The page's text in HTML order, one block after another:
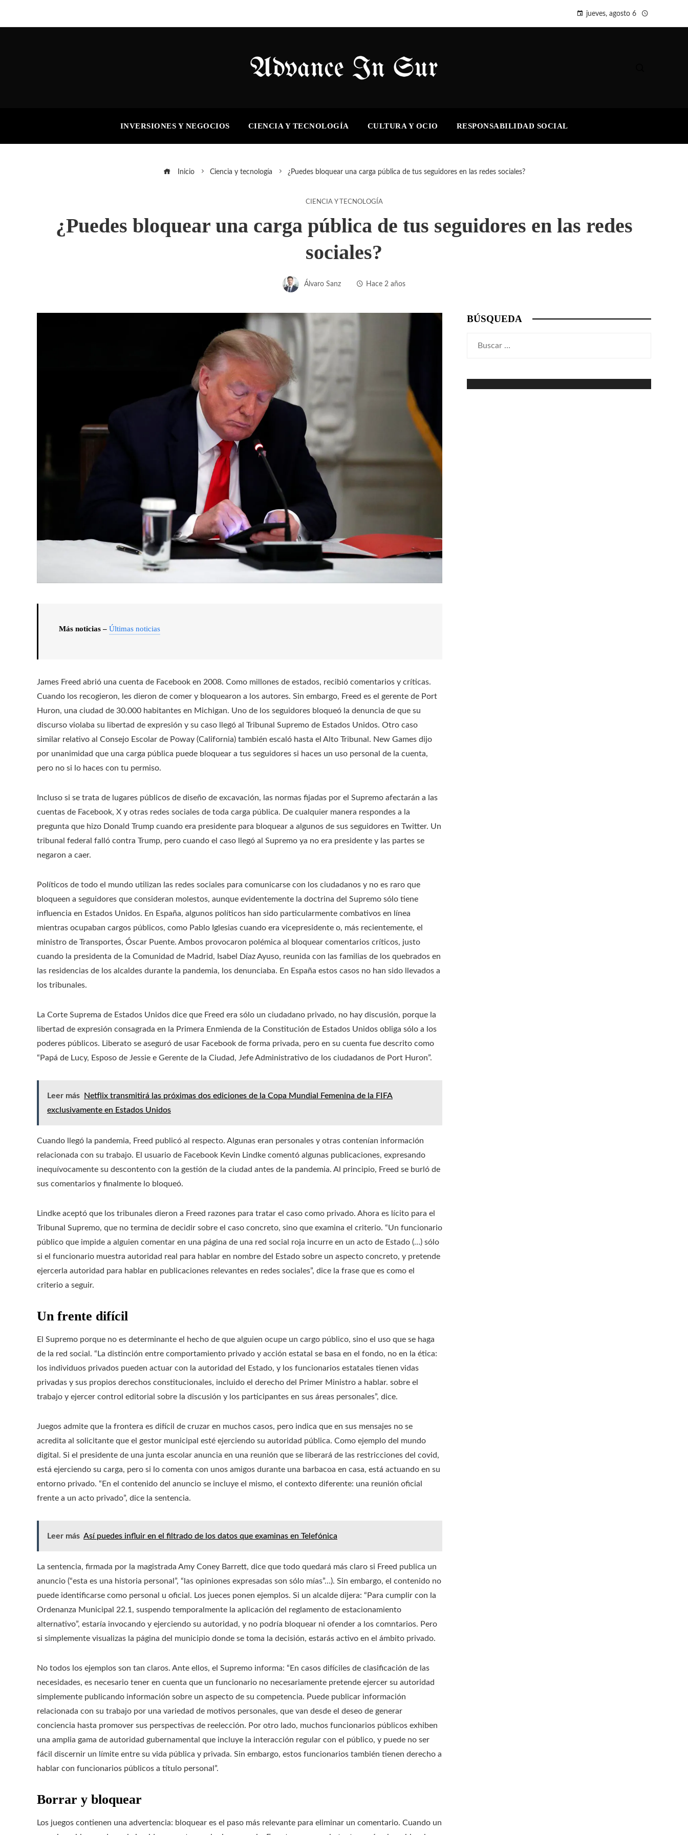
jueves, agosto 6
INVERSIONES Y NEGOCIOS CIENCIA Y TECNOLOGÍA CULTURA Y OCIO RESPONSABILIDAD SOCIAL
Inicio Ciencia y tecnología ¿Puedes bloquear una carga pública de tus seguidores en las redes sociales?
CIENCIA Y TECNOLOGÍA
¿Puedes bloquear una carga pública de tus seguidores en las redes
sociales?
Álvaro Sanz Hace 2 años
Más noticias – Últimas noticias
James Freed abrió una cuenta de Facebook en 2008. Como millones de estados, recibió comentarios y críticas.
Cuando los recogieron, les dieron de comer y bloquearon a los autores. Sin embargo, Freed es el gerente de Port
Huron, una ciudad de 30.000 habitantes en Michigan. Uno de los seguidores bloqueó la denuncia de que su
discurso violaba su libertad de expresión y su caso llegó al Tribunal Supremo de Estados Unidos. Otro caso
similar relativo al Consejo Escolar de Poway (California) también escaló hasta el Alto Tribunal. New Games dijo
por unanimidad que una carga pública puede bloquear a tus seguidores si haces un uso personal de la cuenta,
pero no si lo haces con tu permiso.
Incluso si se trata de lugares públicos de diseño de excavación, las normas fijadas por el Supremo afectarán a las
cuentas de Facebook, X y otras redes sociales de toda carga pública. De cualquier manera respondes a la
pregunta que hizo Donald Trump cuando era presidente para bloquear a algunos de sus seguidores en Twitter. Un
tribunal federal falló contra Trump, pero cuando el caso llegó al Supremo ya no era presidente y las partes se
negaron a caer.
Políticos de todo el mundo utilizan las redes sociales para comunicarse con los ciudadanos y no es raro que
bloqueen a seguidores que consideran molestos, aunque evidentemente la doctrina del Supremo sólo tiene
influencia en Estados Unidos. En España, algunos políticos han sido particularmente combativos en línea
mientras ocupaban cargos públicos, como Pablo Iglesias cuando era vicepresidente o, más recientemente, el
ministro de Transportes, Óscar Puente. Ambos provocaron polémica al bloquear comentarios críticos, justo
cuando la presidenta de la Comunidad de Madrid, Isabel Díaz Ayuso, reunida con las familias de los quebrados en
las residencias de los alcaldes durante la pandemia, los denunciaba. En España estos casos no han sido llevados a
los tribunales.
La Corte Suprema de Estados Unidos dice que Freed era sólo un ciudadano privado, no hay discusión, porque la
libertad de expresión consagrada en la Primera Enmienda de la Constitución de Estados Unidos obliga sólo a los
poderes públicos. Liberato se aseguró de usar Facebook de forma privada, pero en su cuenta fue descrito como
“Papá de Lucy, Esposo de Jessie e Gerente de la Ciudad, Jefe Administrativo de los ciudadanos de Port Huron”.
Leer más
Netflix transmitirá las próximas dos ediciones de la Copa Mundial Femenina de la FIFA
exclusivamente en Estados Unidos
Cuando llegó la pandemia, Freed publicó al respecto. Algunas eran personales y otras contenían información
relacionada con su trabajo. El usuario de Facebook Kevin Lindke comentó algunas publicaciones, expresando
inequívocamente su descontento con la gestión de la ciudad antes de la pandemia. Al principio, Freed se burló de
sus comentarios y finalmente lo bloqueó.
Lindke aceptó que los tribunales dieron a Freed razones para tratar el caso como privado. Ahora es lícito para el
Tribunal Supremo, que no termina de decidir sobre el caso concreto, sino que examina el criterio. “Un funcionario
público que impide a alguien comentar en una página de una red social roja incurre en un acto de Estado (…) sólo
si el funcionario muestra autoridad real para hablar en nombre del Estado sobre un aspecto concreto, y pretende
ejercerla autoridad para hablar en publicaciones relevantes en redes sociales”, dice la frase que es como el
criterio a seguir.
Un frente difícil
El Supremo porque no es determinante el hecho de que alguien ocupe un cargo público, sino el uso que se haga
de la red social. “La distinción entre comportamiento privado y acción estatal se basa en el fondo, no en la ética:
los individuos privados pueden actuar con la autoridad del Estado, y los funcionarios estatales tienen vidas
privadas y sus propios derechos constitucionales, incluido el derecho del Primer Ministro a hablar. sobre el
trabajo y ejercer control editorial sobre la discusión y los participantes en sus áreas personales”, dice.
Juegos admite que la frontera es difícil de cruzar en muchos casos, pero indica que en sus mensajes no se
acredita al solicitante que el gestor municipal esté ejerciendo su autoridad pública. Como ejemplo del mundo
digital. Si el presidente de una junta escolar anuncia en una reunión que se liberará de las restricciones del covid,
está ejerciendo su carga, pero si lo comenta con unos amigos durante una barbacoa en casa, está actuando en su
entorno privado. “En el contenido del anuncio se incluye el mismo, el contexto diferente: una reunión oficial
frente a un acto privado”, dice la sentencia.
Leer más Así puedes influir en el filtrado de los datos que examinas en Telefónica
La sentencia, firmada por la magistrada Amy Coney Barrett, dice que todo quedará más claro si Freed publica un
anuncio (“esta es una historia personal”, “las opiniones expresadas son sólo mías”…). Sin embargo, el contenido no
puede identificarse como personal u oficial. Los jueces ponen ejemplos. Si un alcalde dijera: “Para cumplir con la
Ordenanza Municipal 22.1, suspendo temporalmente la aplicación del reglamento de estacionamiento
alternativo”, estaría invocando y ejerciendo su autoridad, y no podría bloquear ni ofender a los comntarios. Pero
si simplemente visualizas la página del municipio donde se toma la decisión, estarás activo en el ámbito privado.
No todos los ejemplos son tan claros. Ante ellos, el Supremo informa: “En casos difíciles de clasificación de las
necesidades, es necesario tener en cuenta que un funcionario no necesariamente pretende ejercer su autoridad
simplemente publicando información sobre un aspecto de su competencia. Puede publicar información
relacionada con su trabajo por una variedad de motivos personales, que van desde el deseo de generar
conciencia hasta promover sus perspectivas de reelección. Por otro lado, muchos funcionarios públicos exhiben
una amplia gama de autoridad gubernamental que incluye la interacción regular con el público, y puede no ser
fácil discernir un límite entre su vida pública y privada. Sin embargo, estos funcionarios también tienen derecho a
hablar con funcionarios públicos a título personal”.
Borrar y bloquear
Los juegos contienen una advertencia: bloquear es el paso más relevante para eliminar un comentario. Cuando un
BÚSQUEDA